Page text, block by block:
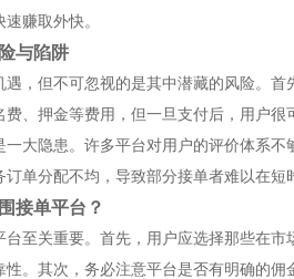
赚取外快。
与陷阱
遇，但不可忽视的是其中潜藏的风险。
、押金等费用，但一旦支付后，用户很
大隐患。许多平台对用户的评价体系
单分配不均，导致部分接单者难以在短
接单平台？
至关重要。首先，用户应选择那些在
性。其次，务必注意平台是否有明确的